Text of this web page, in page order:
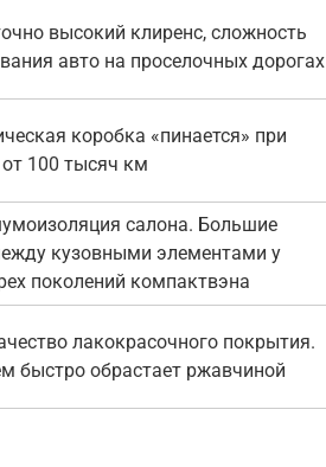
высокий клиренс, сложность
авто на проселочных дорогах
коробка «пинается» при
от 100 тысяч км
салона. Большие
кузовными элементами у
поколений компактвэна
лакокрасочного покрытия.
быстро обрастает ржавчиной